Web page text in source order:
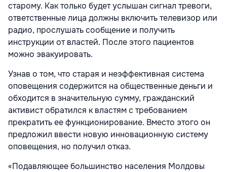
старому. Как только будет услышан сигнал тревоги,
ответственные лица должны включить телевизор или
радио, прослушать сообщение и получить
инструкции от властей. После этого пациентов
можно эвакуировать.
Узнав о том, что старая и неэффективная система
оповещения содержится на общественные деньги и
обходится в значительную сумму, гражданский
активист обратился к властям с требованием
прекратить ее функционирование. Вместо этого он
предложил ввести новую инновационную систему
оповещения, но получил отказ.
«Подавляющее большинство населения Молдовы